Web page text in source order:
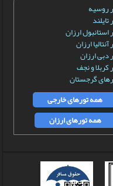
روسیه
تایلند
استانبول ارزان
آنتالیا ارزان
دبی ارزان
کربلا و نجف
گرجستان
همه تورهای خارجی
همه تورهای ارزان